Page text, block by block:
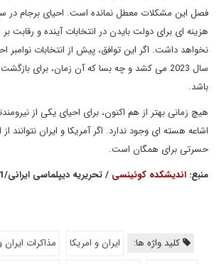
فصل این مشکلات معطل نمانده است. احیای برجام در
هزینه ای برای دولت بایدن در انتخابات آینده و رقابت
نخواهد داشت. اگر این توافق، پیش از انتخابات نوامبر
سال 2023 می کشد و چه بسا که آن زمان، برای
باشد.
هیچ زمانی بهتر از هم اکنون، برای احیای یکی از
اشاعه هسته ای وجود ندارد. اگر آمریکا و ایران نتوانند
حسرتی برای همگان است.
منبع: اندیشکده کوئینسی / تحریریه دیپلماسی ایرانی/11
کلید واژه ها: ایران و امریکا
مذاکرات ایران